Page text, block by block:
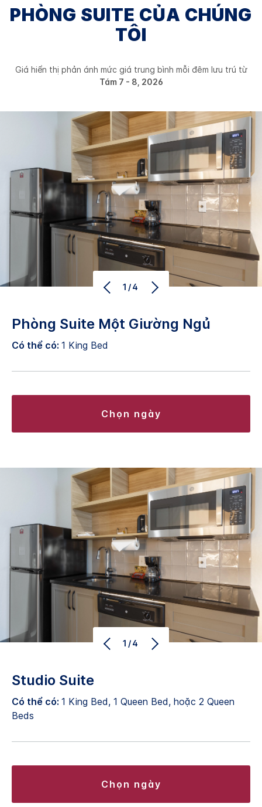
PHÒNG SUITE CỦA CHÚNG
TÔI
Giá hiển thị phản ánh mức giá trung bình mỗi đêm lưu trú từ
Tám 7 - 8, 2026
1/4
Phòng Suite Một Giường Ngủ
Có thể có: 1 King Bed
chọn ngày
1/4
Studio Suite
Có thể có: 1 King Bed, 1 Queen Bed, hoặc 2 Queen
Beds
chọn ngày